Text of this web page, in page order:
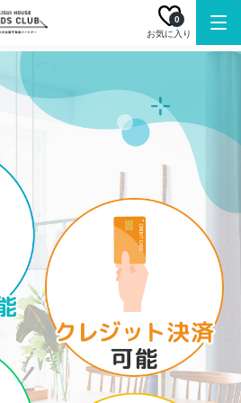
お気に入り
0